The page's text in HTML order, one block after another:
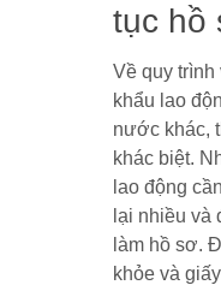
tục hồ
Về quy trình
khẩu lao
nước khác,
khác biệt.
lao động
lại nhiều và
làm hồ sơ.
khỏe và